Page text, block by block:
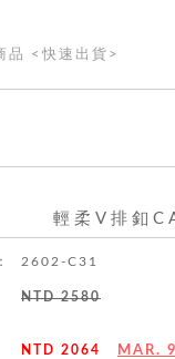
品 <快速出貨>
輕柔V排釦
2602-C31
NTD 2580
NTD 2064 MAR.